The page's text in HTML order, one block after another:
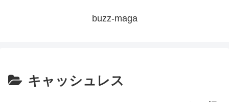
buzz-maga
キャッシュレス